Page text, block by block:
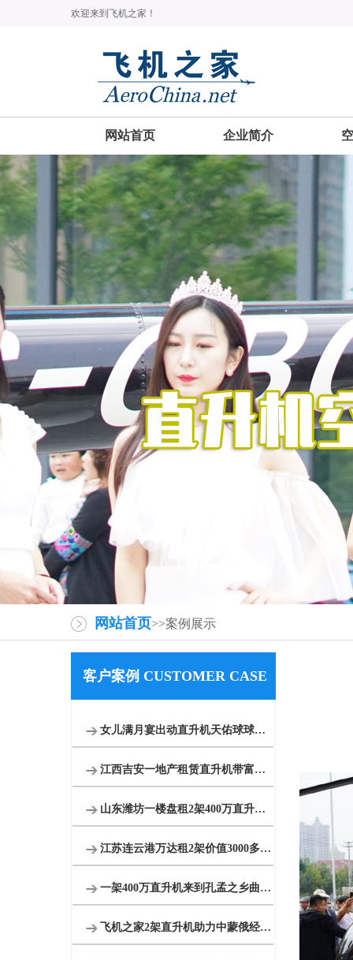
欢迎来到飞机之家！
网站首页 企业简介
网站首页>>案例展示
客户案例 CUSTOMER CASE
女儿满月宴出动直升机天佑球球等各大网红祝福
江西吉安一地产租赁直升机带富豪空中看别墅
山东潍坊一楼盘租2架400万直升机空中看房
江苏连云港万达租2架价值3000多万直升机看房
一架400万直升机来到孔孟之乡曲阜航空科普
飞机之家2架直升机助力中蒙俄经贸合作